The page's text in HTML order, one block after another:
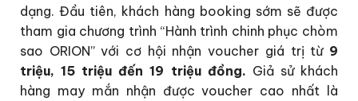
dạng. Đầu tiên, khách hàng booking sớm sẽ được
tham gia chương trình “Hành trình chinh phục chòm
sao ORION” với cơ hội nhận voucher giá trị từ9
triệu, 15 triệu đến 19 triệu đồng. Giả sử khách
hàng may mắn nhận được voucher cao nhất là